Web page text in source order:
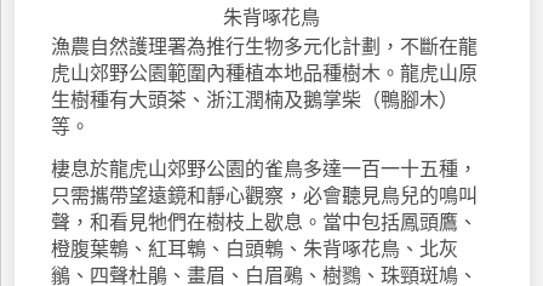
朱背啄花鳥
漁農自然護理署為推行生物多元化計劃，不斷在龍
虎山郊野公園範圍內種植本地品種樹木。龍虎山原
生樹種有大頭茶、浙江潤楠及鵝掌柴（鴨腳木）
等。
棲息於龍虎山郊野公園的雀鳥多達一百一十五種，
只需攜帶望遠鏡和靜心觀察，必會聽見鳥兒的鳴叫
聲，和看見牠們在樹枝上歇息。當中包括鳳頭鷹、
橙腹葉鵯、紅耳鵯、白頭鵯、朱背啄花鳥、北灰
鶲、四聲杜鵑、畫眉、白眉鵐、樹鷚、珠頸斑鳩、